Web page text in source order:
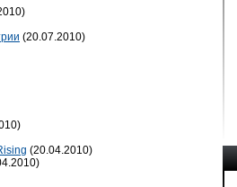
(20.07.2010)
(20.04.2010)